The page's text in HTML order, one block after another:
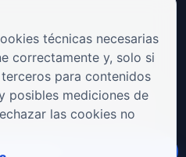
o promotor? Envíanos tus
o propuestas musicales.
propuesta
técnicas necesarias
correctamente y, solo si
para contenidos
posibles mediciones de
las cookies no